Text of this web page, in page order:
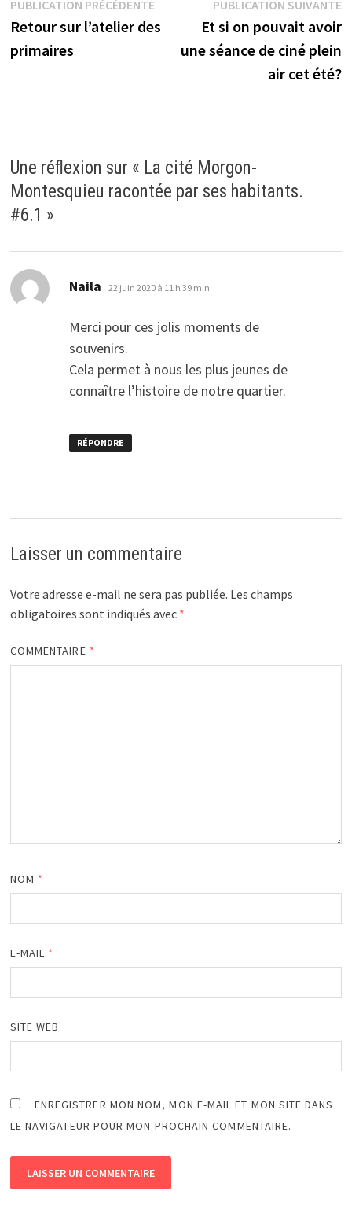
Navigation
de
l’article
PUBLICATION PRÉCÉDENTEPublication
précédente :
Retour sur l’atelier des
primaires
PUBLICATION SUIVANTE
Et si on pouvait avoir
une séance de ciné plein
air cet été?
Une réflexion sur « La cité Morgon-
Montesquieu racontée par ses habitants.
#6.1 »
Naila dit :
22 juin 2020 à 11 h 39 min
Merci pour ces jolis moments de
souvenirs.
Cela permet à nous les plus jeunes de
connaître l’histoire de notre quartier.
RÉPONDRE
Laisser un commentaire
Votre adresse e-mail ne sera pas publiée. Les champs
obligatoires sont indiqués avec *
COMMENTAIRE *
NOM *
E-MAIL *
SITE WEB
ENREGISTRER MON NOM, MON E-MAIL ET MON SITE DANS
LE NAVIGATEUR POUR MON PROCHAIN COMMENTAIRE.